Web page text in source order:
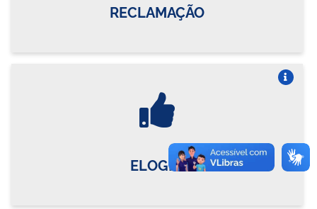
RECLAMAÇÃO
ELOGIO